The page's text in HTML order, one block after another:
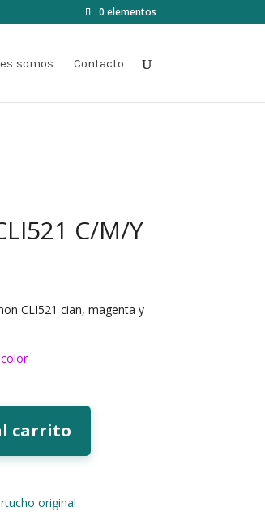
0 elementos
somos Contacto
C/M/Y
CLI521 cian, magenta y
carrito
original